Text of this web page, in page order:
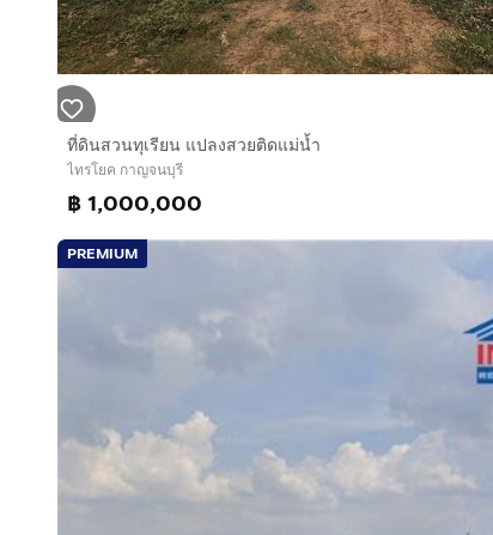
ที่ดินสวนทุเรียน แปลงสวยติดแม่น้ำ
ไทรโยค กาญจนบุรี
฿ 1,000,000
PREMIUM